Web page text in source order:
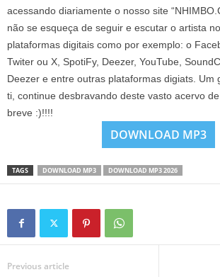
acessando diariamente o nosso site
não se esqueça de seguir e escutar o artista
plataformas digitais como por exemplo: o
Twiter ou X, SpotiFy, Deezer, YouTube,
Deezer e entre outras plataformas digiats. Um
ti, continue desbravando deste vasto acervo
breve :)!!!!
DOWNLOAD MP3
TAGS DOWNLOAD MP3 DOWNLOAD MP3 2026
Previous article